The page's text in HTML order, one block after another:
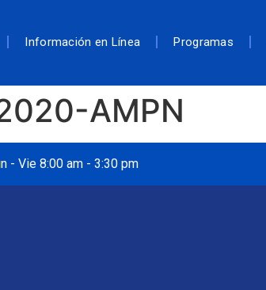
Información en Línea Programas
AMPN
- Vie 8:00 am - 3:30 pm